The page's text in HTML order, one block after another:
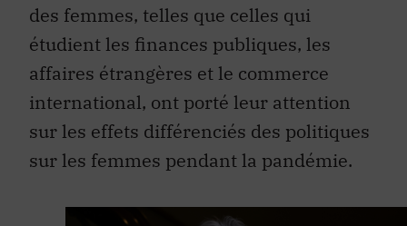
des femmes, telles que celles qui
étudient les finances publiques, les
affaires étrangères et le commerce
international, ont porté leur attention
sur les effets différenciés des politiques
sur les femmes pendant la pandémie.